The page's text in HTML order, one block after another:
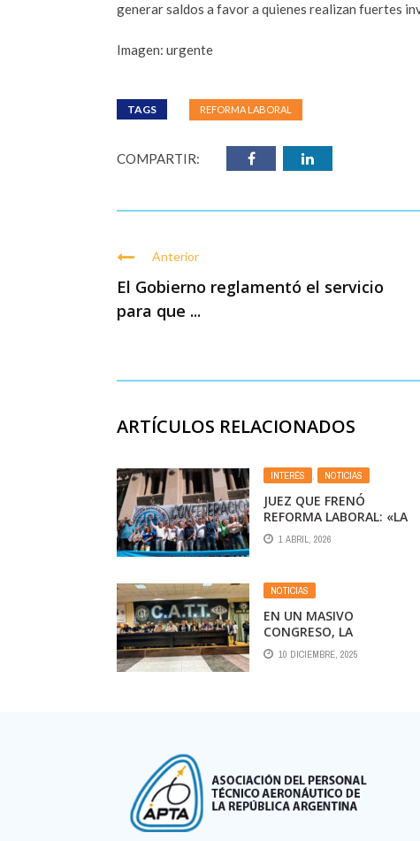
generar saldos a favor a quienes realizan fuertes
Imagen: urgente
TAGS REFORMA LABORAL
COMPARTIR:
Anterior
El Gobierno reglamentó el servicio
para que ...
ARTÍCULOS RELACIONADOS
INTERÉS , NOTICIAS
JUEZ QUE FRENÓ
REFORMA LABORAL: «LA
CONSTITUCIÓN
NACIONAL NO PUEDE SER
1 ABRIL, 2026
NOTICIAS
EN UN MASIVO
CONGRESO, LA
JUVENTUD DEL
TRANSPORTE PIDIÓ MÁS
10 DICIEMBRE, 2025